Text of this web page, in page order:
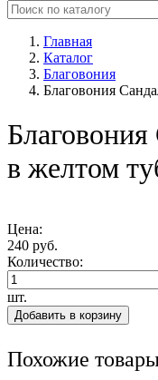
Главная
Каталог
Благовония
Благовония
в желтом
Цена:
240 руб.
Количество:
шт.
Добавить в корзину
Похожие